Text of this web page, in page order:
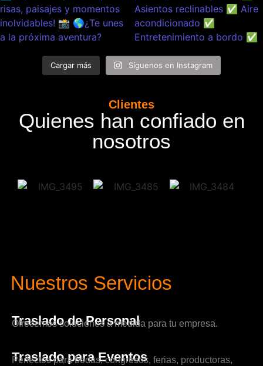
Cargar más Síguenos en Instagram
Clientes
Quienes han confiado en
nosotros
Nuestros Servicios
Traslado de Personal
Ofrecemos soluciones a medida para tu empresa.
Traslado para Eventos
Perfectos para bodas, congresos, ferias, productoras,